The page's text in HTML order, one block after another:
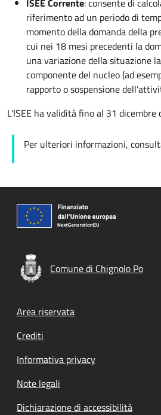
ISEE Corrente: consente di
riferimento ad un periodo di
momento della domanda della
cui nei 18 mesi precedenti la
una variazione della situazione
componente del nucleo (ad
rapporto o sospensione
L'ISEE ha validità fino al 31 dicembre
Per ulteriori informazioni,
Comune di Chignolo Po
Footer menu
Area riservata
Crediti
Informativa privacy
Note legali
Dichiarazione di accessibilità